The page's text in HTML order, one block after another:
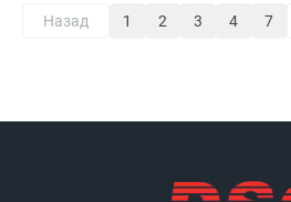
Назад 1 2 3 4 7